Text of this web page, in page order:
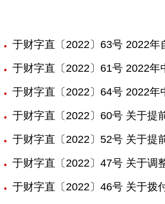
于财字直〔2022〕63号 2022
于财字直〔2022〕61号 2022年
于财字直〔2022〕64号 2022年
于财字直〔2022〕60号 关于提
于财字直〔2022〕52号 关于提
于财字直〔2022〕47号 关于调
于财字直〔2022〕46号 关于拨